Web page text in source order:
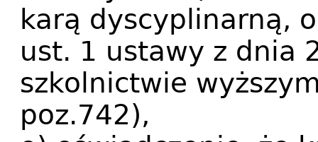
karą dyscyplinarną,
ust. 1 ustawy z dnia
szkolnictwie
poz.742),